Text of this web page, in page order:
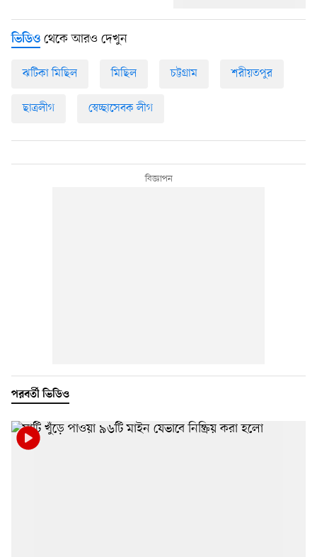
ভিডিও থেকে আরও দেখুন
ঝটিকা মিছিল মিছিল চট্টগ্রাম শরীয়তপুর
ছাত্রলীগ স্বেচ্ছাসেবক লীগ
পরবর্তী ভিডিও